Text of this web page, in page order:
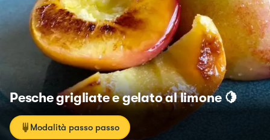
Pesche grigliate e gelato al limone 🍋
Modalità passo passo